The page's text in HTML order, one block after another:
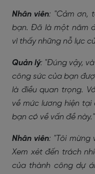
Nhân viên: "Cảm ơn,
bạn. Đã là một năm
vì thấy những nỗ lực
Quản lý: "Đúng vậy,
công sức của bạn
là điều quan trọng.
về mức lương hiện
bạn có về vấn đề này."
Nhân viên: "Tôi mừng
Xem xét đến trách
của thành công dự